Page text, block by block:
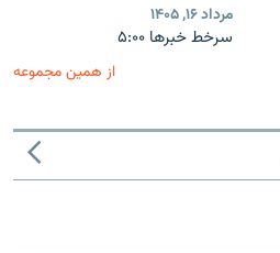
مرداد ۱۶, ۱۴۰۵
سرخط خبرها ۵:۰۰
از همین مجموعه